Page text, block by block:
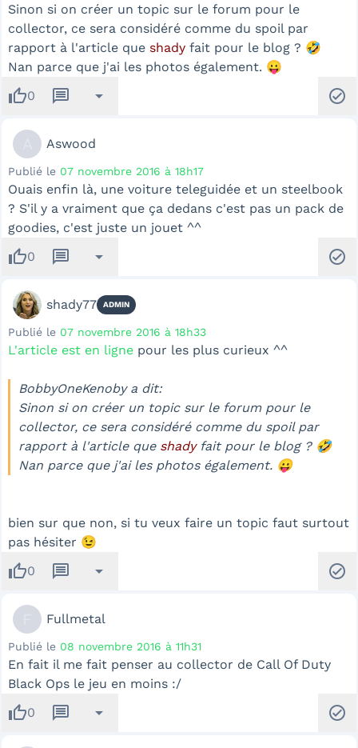
Sinon si on créer un topic sur le forum pour le
collector, ce sera considéré comme du spoil par
rapport à l'article que shady fait pour le blog ? 🤣
Nan parce que j'ai les photos également. 😛
thumb_up0 message arrow_drop_down check_circle
Aswood
Publié le 07 novembre 2016 à 18h17
Ouais enfin là, une voiture teleguidée et un steelbook
? S'il y a vraiment que ça dedans c'est pas un pack de
goodies, c'est juste un jouet ^^
thumb_up0 message arrow_drop_down check_circle
shady77 ADMIN
Publié le 07 novembre 2016 à 18h33
L'article est en ligne pour les plus curieux ^^
BobbyOneKenoby a dit:
Sinon si on créer un topic sur le forum pour le
collector, ce sera considéré comme du spoil par
rapport à l'article que shadyfait pour le blog ? 🤣
Nan parce que j'ai les photos également. 😛
bien sur que non, si tu veux faire un topic faut surtout
pas hésiter 😉
thumb_up0 message arrow_drop_down check_circle
Fullmetal
Publié le 08 novembre 2016 à 11h31
En fait il me fait penser au collector de Call Of Duty
Black Ops le jeu en moins :/
thumb_up0 message arrow_drop_down check_circle